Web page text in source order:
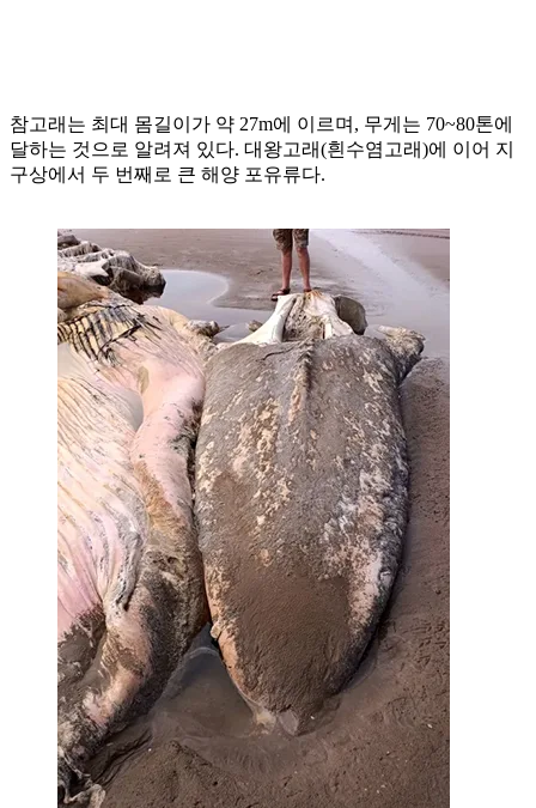
참고래는 최대 몸길이가 약 27m에 이르며, 무게는 70~80톤에
달하는 것으로 알려져 있다. 대왕고래(흰수염고래)에 이어 지
구상에서 두 번째로 큰 해양 포유류다.